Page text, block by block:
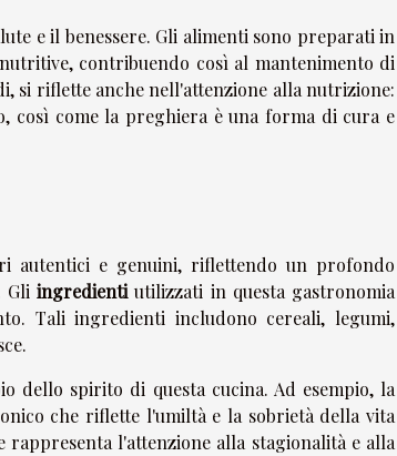
e il benessere. Gli alimenti sono preparati in
contribuendo così al mantenimento di
si riflette anche nell'attenzione alla nutrizione:
così come la preghiera è una forma di cura e
autentici e genuini, riflettendo un profondo
Gliingredientiutilizzati in questa gastronomia
Tali ingredienti includono cereali, legumi,
dello spirito di questa cucina. Ad esempio, la
che riflette l'umiltà e la sobrietà della vita
l'attenzione alla stagionalità e alla